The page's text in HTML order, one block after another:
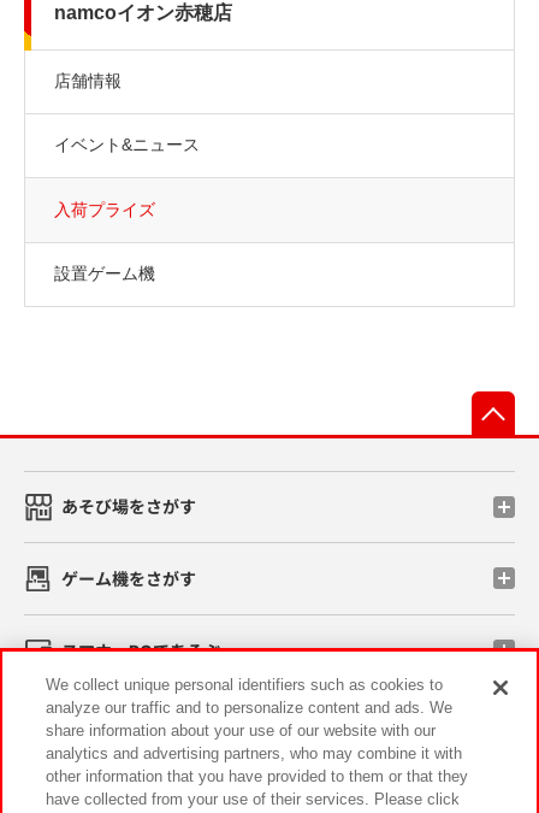
namcoイオン赤穂店
店舗情報
イベント&ニュース
入荷プライズ
設置ゲーム機
あそび場をさがす
ゲーム機をさがす
スマホ・PCであそぶ
イベント・キャンペーン
We collect unique personal identifiers such as cookies to
analyze our traffic and to personalize content and ads. We
share information about your use of our website with our
analytics and advertising partners, who may combine it with
other information that you have provided to them or that they
have collected from your use of their services. Please click